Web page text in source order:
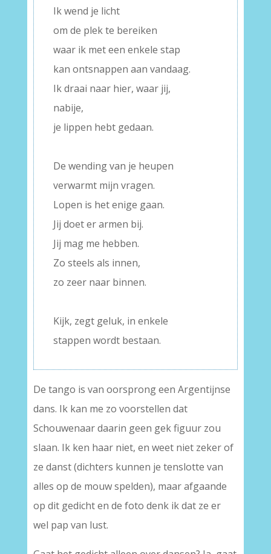
Ik wend je licht
om de plek te bereiken
waar ik met een enkele stap
kan ontsnappen aan vandaag.
Ik draai naar hier, waar jij,
nabije,
je lippen hebt gedaan.
De wending van je heupen
verwarmt mijn vragen.
Lopen is het enige gaan.
Jij doet er armen bij.
Jij mag me hebben.
Zo steels als innen,
zo zeer naar binnen.
Kijk, zegt geluk, in enkele
stappen wordt bestaan.
De tango is van oorsprong een Argentijnse
dans. Ik kan me zo voorstellen dat
Schouwenaar daarin geen gek figuur zou
slaan. Ik ken haar niet, en weet niet zeker of
ze danst (dichters kunnen je tenslotte van
alles op de mouw spelden), maar afgaande
op dit gedicht en de foto denk ik dat ze er
wel pap van lust.